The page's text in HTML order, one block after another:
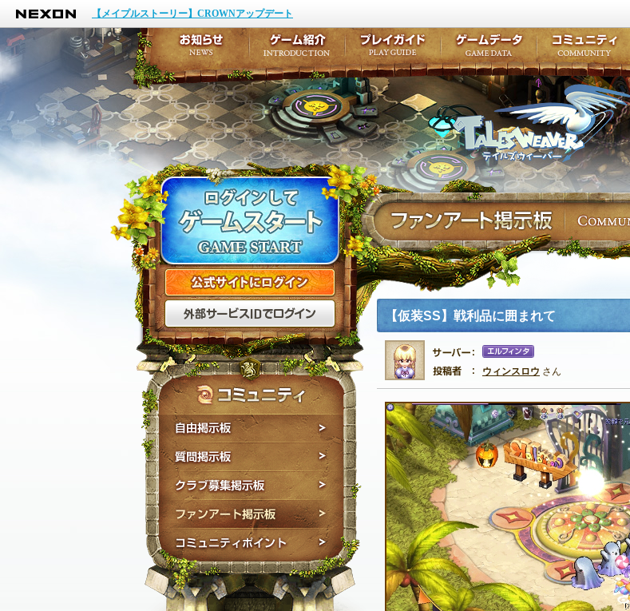
NEXON
【メイプルストーリー】CROWNアップデート
公式サイトにログイン
外部サービスIDでログイン
自由掲示板
質問掲示板
クラブ募集掲示板
ファンアート掲示板
コミュニティポイント
【仮装SS】戦利品に囲まれて
ウィンスロウ さん
お知らせ
イベント
アップデート
メンテナンス
ゲーム紹介
ここだけは知っておこうプレイガイド
ワープポイント
ゲームデータ
ルーンスキル